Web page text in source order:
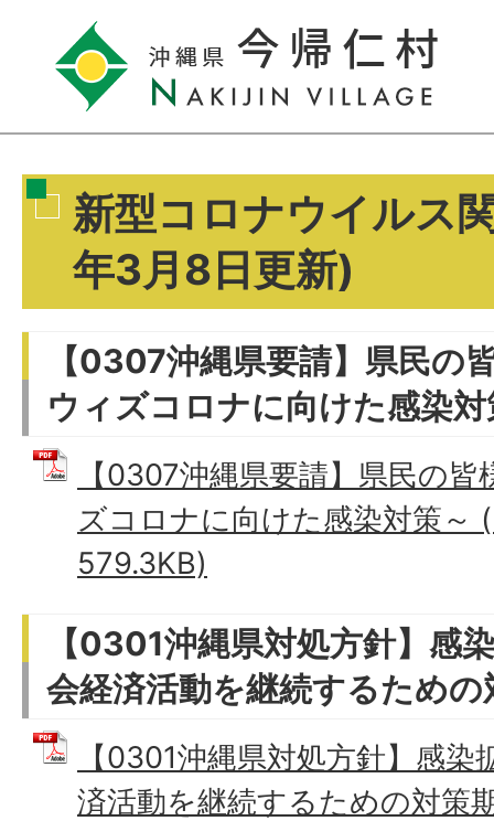
新型コロナウイルス
年3月8日更新)
【0307沖縄県要請】県民の
ウィズコロナに向けた感染対
【0307沖縄県要請】県民の
ズコロナに向けた感染対策～
579.3KB)
【0301沖縄県対処方針】感
会経済活動を継続するための
【0301沖縄県対処方針】感
済活動を継続するための対策